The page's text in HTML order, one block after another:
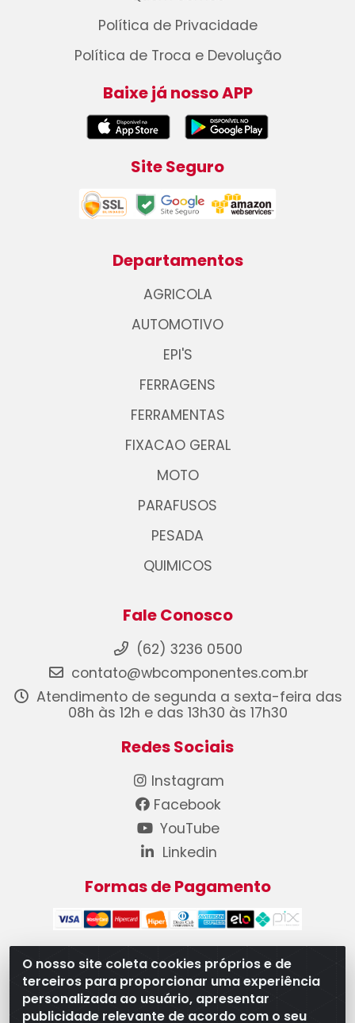
O nosso site coleta cookies próprios e de
terceiros para proporcionar uma experiência
personalizada ao usuário, apresentar
publicidade relevante de acordo com o seu
Política de Privacidade
Política de Troca e Devolução
Baixe já nosso APP
Site Seguro
Departamentos
AGRICOLA
AUTOMOTIVO
EPI'S
FERRAGENS
FERRAMENTAS
FIXACAO GERAL
MOTO
PARAFUSOS
PESADA
QUIMICOS
Fale Conosco
(62) 3236 0500
contato@wbcomponentes.com.br
Atendimento de segunda a sexta-feira das
08h às 12h e das 13h30 às 17h30
Redes Sociais
Instagram
Facebook
YouTube
Linkedin
Formas de Pagamento
WB Componentes Automotivos LTDA - CNPJ
08.528.393/0001-12 - Rua do Níquel, 667 - Parque
Oeste Industrial, Goiânia/GO - CEP 74375-660